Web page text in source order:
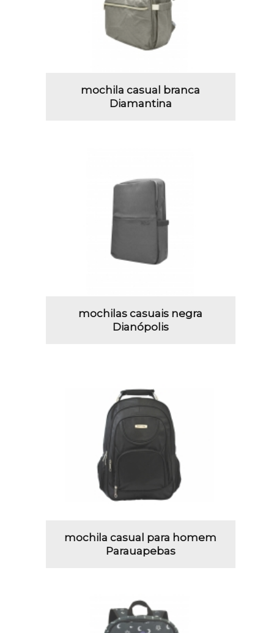
mochila casual branca
Diamantina
mochilas casuais negra
Dianópolis
mochila casual para homem
Parauapebas